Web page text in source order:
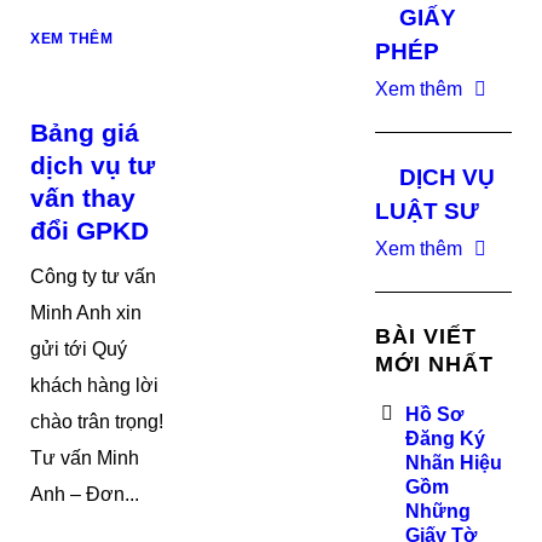
XEM THÊM
Bảng giá
dịch vụ tư
vấn thay
đổi GPKD
Công ty tư vấn
Minh Anh xin
gửi tới Quý
khách hàng lời
chào trân trọng!
Tư vấn Minh
Anh – Đơn...
GIẤY
PHÉP
Xem thêm
DỊCH VỤ
LUẬT SƯ
Xem thêm
BÀI VIẾT
MỚI NHẤT
Hồ Sơ
Đăng Ký
Nhãn Hiệu
Gồm
Những
Giấy Tờ